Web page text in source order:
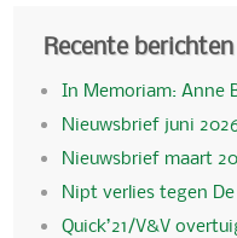
Recente berichten
In Memoriam: Anne
Nieuwsbrief juni
Nieuwsbrief maart
Nipt verlies tegen
Quick’21/V&V